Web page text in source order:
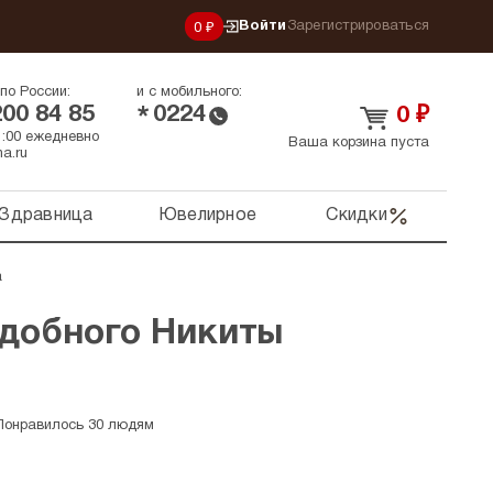
0 ₽ Войти Зарегистрироваться
России:
84 85
и с мобильного:
* 0224
ежедневно
0 ₽
Ваша корзина пуста
Ювелирное Скидки
Никиты
30 людям